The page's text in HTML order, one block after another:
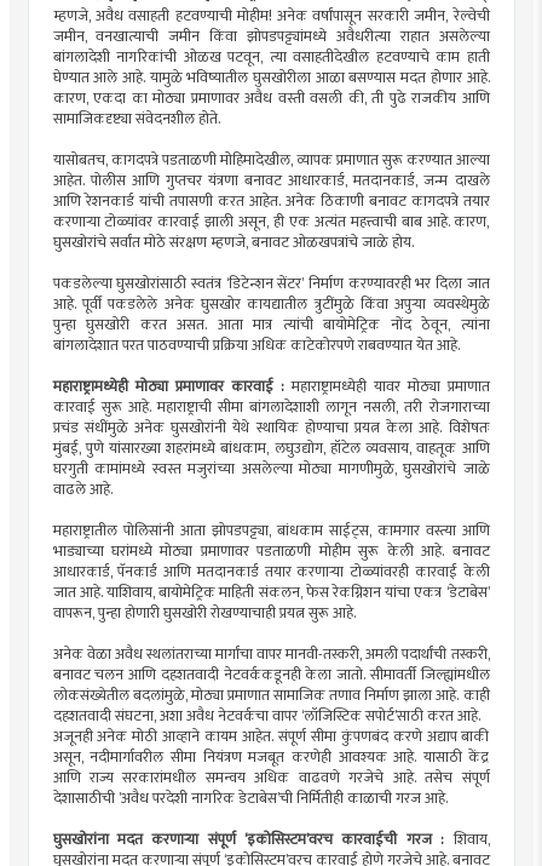
म्हणजे, अवैध वसाहती हटवण्याची मोहीम! अनेक वर्षांपासून सरकारी जमीन, रेल्वेची
जमीन, वनखात्याची जमीन किंवा झोपडपट्ट्यांमध्ये अवैधरीत्या राहात असलेल्या
बांगलादेशी नागरिकांची ओळख पटवून, त्या वसाहतीदेखील हटवण्याचे काम हाती
घेण्यात आले आहे. यामुळे भविष्यातील घुसखोरीला आळा बसण्यास मदत होणार आहे.
कारण, एकदा का मोठ्या प्रमाणावर अवैध वस्ती वसली की, ती पुढे राजकीय आणि
सामाजिकदृष्ट्या संवेदनशील होते.
यासोबतच, कागदपत्रे पडताळणी मोहिमादेखील, व्यापक प्रमाणात सुरू करण्यात आल्या
आहेत. पोलीस आणि गुप्तचर यंत्रणा बनावट आधारकार्ड, मतदानकार्ड, जन्म दाखले
आणि रेशनकार्ड यांची तपासणी करत आहेत. अनेक ठिकाणी बनावट कागदपत्रे तयार
करणार्‍या टोळ्यांवर कारवाई झाली असून, ही एक अत्यंत महत्त्वाची बाब आहे. कारण,
घुसखोरांचे सर्वांत मोठे संरक्षण म्हणजे, बनावट ओळखपत्रांचे जाळे होय.
पकडलेल्या घुसखोरांसाठी स्वतंत्र ‘डिटेन्शन सेंटर’ निर्माण करण्यावरही भर दिला जात
आहे. पूर्वी पकडलेले अनेक घुसखोर कायद्यातील त्रुटींमुळे किंवा अपुर्‍या व्यवस्थेमुळे
पुन्हा घुसखोरी करत असत. आता मात्र त्यांची बायोमेट्रिक नोंद ठेवून, त्यांना
बांगलादेशात परत पाठवण्याची प्रक्रिया अधिक काटेकोरपणे राबवण्यात येत आहे.
महाराष्ट्रामध्येही मोठ्या प्रमाणावर कारवाई :महाराष्ट्रामध्येही यावर मोठ्या प्रमाणात
कारवाई सुरू आहे. महाराष्ट्राची सीमा बांगलादेशाशी लागून नसली, तरी रोजगाराच्या
प्रचंड संधींमुळे अनेक घुसखोरांनी येथे स्थायिक होण्याचा प्रयत्न केला आहे. विशेषतः
मुंबई, पुणे यांसारख्या शहरांमध्ये बांधकाम, लघुउद्योग, हॉटेल व्यवसाय, वाहतूक आणि
घरगुती कामांमध्ये स्वस्त मजुरांच्या असलेल्या मोठ्या मागणीमुळे, घुसखोरांचे जाळे
वाढले आहे.
महाराष्ट्रातील पोलिसांनी आता झोपडपट्ट्या, बांधकाम साईट्स, कामगार वस्त्या आणि
भाड्याच्या घरांमध्ये मोठ्या प्रमाणावर पडताळणी मोहीम सुरू केली आहे. बनावट
आधारकार्ड, पॅनकार्ड आणि मतदानकार्ड तयार करणार्‍या टोळ्यांवरही कारवाई केली
जात आहे. याशिवाय, बायोमेट्रिक माहिती संकलन, फेस रेकग्निशन यांचा एकत्र ‘डेटाबेस’
वापरून, पुन्हा होणारी घुसखोरी रोखण्याचाही प्रयत्न सुरू आहे.
अनेक वेळा अवैध स्थलांतराच्या मार्गांचा वापर मानवी-तस्करी, अमली पदार्थांची तस्करी,
बनावट चलन आणि दहशतवादी नेटवर्ककडूनही केला जातो. सीमावर्ती जिल्ह्यांमधील
लोकसंख्येतील बदलांमुळे, मोठ्या प्रमाणात सामाजिक तणाव निर्माण झाला आहे. काही
दहशतवादी संघटना, अशा अवैध नेटवर्कचा वापर ‘लॉजिस्टिक सपोर्ट’साठी करत आहे.
अजूनही अनेक मोठी आव्हाने कायम आहेत. संपूर्ण सीमा कुंपणबंद करणे अद्याप बाकी
असून, नदीमार्गावरील सीमा नियंत्रण मजबूत करणेही आवश्यक आहे. यासाठी केंद्र
आणि राज्य सरकारांमधील समन्वय अधिक वाढवणे गरजेचे आहे. तसेच संपूर्ण
देशासाठीची ’अवैध परदेशी नागरिक डेटाबेस’ची निर्मितीही काळाची गरज आहे.
घुसखोरांना मदत करणार्‍या संपूर्ण ‘इकोसिस्टम’वरच कारवाईची गरज : शिवाय,
घुसखोरांना मदत करणार्‍या संपूर्ण ‘इकोसिस्टम’वरच कारवाई होणे गरजेचे आहे. बनावट